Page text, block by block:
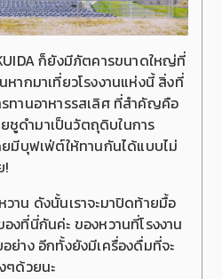
ก็ยังมีภัตคารขนาดใหญ่ที่
ากมาเที่ยวโรงงานแห่งนี้ สิ่งที่
ทานอาหารรสเลิศ ที่สำคัญคือ
ชูดำมาเป็นวัตถุดิบในการ
ยมีบุฟเฟ่ต์ให้ทานกันได้แบบไม่
!
าน ดังนั้นเราจะมาปิดท้ายมื้อ
งที่นี่กันค่ะ ของหวานที่โรงงาน
ย่าง อีกทั้งยังมีเครื่องดื่มที่จะ
ๆด้วยนะ